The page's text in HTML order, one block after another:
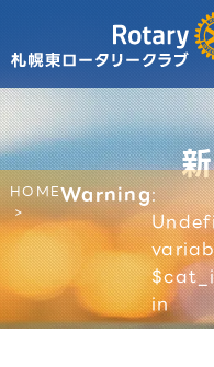
HOMEWarning:
in